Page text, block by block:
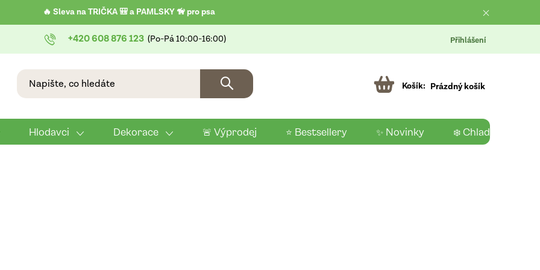
🔥 Sleva na TRIČKA 🎒 a PAMLSKY 🦮 pro psa
+420 608 876 123 Přihlášení
Prázdný košík
Hlodavci Dekorace 🚨 Výprodej ⭐ Bestsellery ✨ Novinky ❄️ Chladící